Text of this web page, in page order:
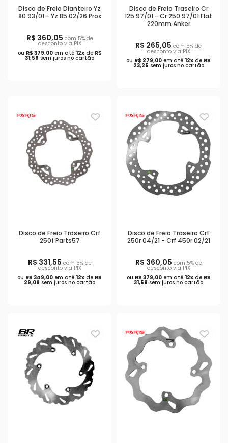
Disco de Freio Dianteiro Yz
80 93/01 - Yz 85 02/26 Prox
R$ 360,05 com 5% de
desconto via PIX
ou R$ 379,00em até 12xde R$
31,58 sem juros no cartão
Disco de Freio Traseiro Cr
125 97/01 - Cr 250 97/01 Flat
220mm Anker
R$ 265,05 com 5% de
desconto via PIX
ou R$ 279,00 em até 12x de R$
23,25 sem juros no cartão
Disco de Freio Traseiro Crf
250f Parts57
R$ 331,55 com 5% de
desconto via PIX
ou R$ 349,00 em até 12x de R$
29,08 sem juros no cartão
Disco de Freio Traseiro Crf
250r 04/21 - Crf 450r 02/21
R$ 360,05 com 5% de
desconto via PIX
ou R$ 379,00em até 12xde R$
31,58 sem juros no cartão